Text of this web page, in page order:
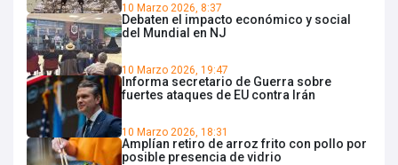
10 Marzo 2026, 8:37
Debaten el impacto económico y social
del Mundial en NJ
10 Marzo 2026, 19:47
Informa secretario de Guerra sobre
fuertes ataques de EU contra Irán
10 Marzo 2026, 18:31
Amplían retiro de arroz frito con pollo por
posible presencia de vidrio